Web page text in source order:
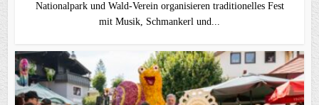
Nationalpark und Wald-Verein organisieren traditionelles Fest
mit Musik, Schmankerl und...